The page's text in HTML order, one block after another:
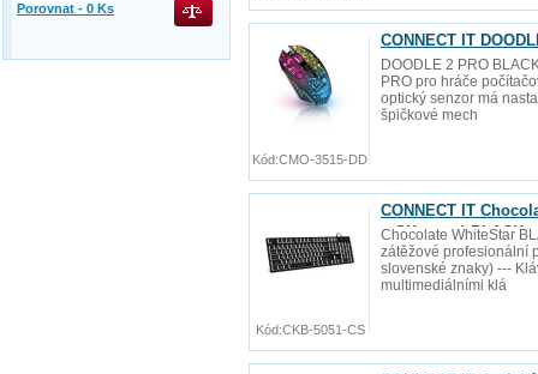
CONNECT IT
DOODLE 2 PRO
PRO pro hráče
optický senzor má
špičkové mech
Kód:CMO-3515-DD
CONNECT IT
+ SK verze) BLACK
Chocolate WhiteStar
zátěžové profesionální
slovenské znaky) ---
multimediálními klá
Kód:CKB-5051-CS
Porovnat - 0 Ks